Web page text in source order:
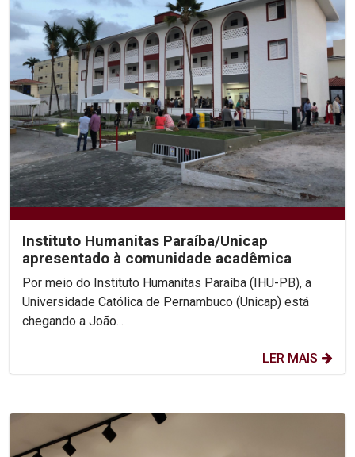
Instituto Humanitas Paraíba/Unicap
apresentado à comunidade acadêmica
Por meio do Instituto Humanitas Paraíba (IHU-PB), a
Universidade Católica de Pernambuco (Unicap) está
chegando a João...
LER MAIS